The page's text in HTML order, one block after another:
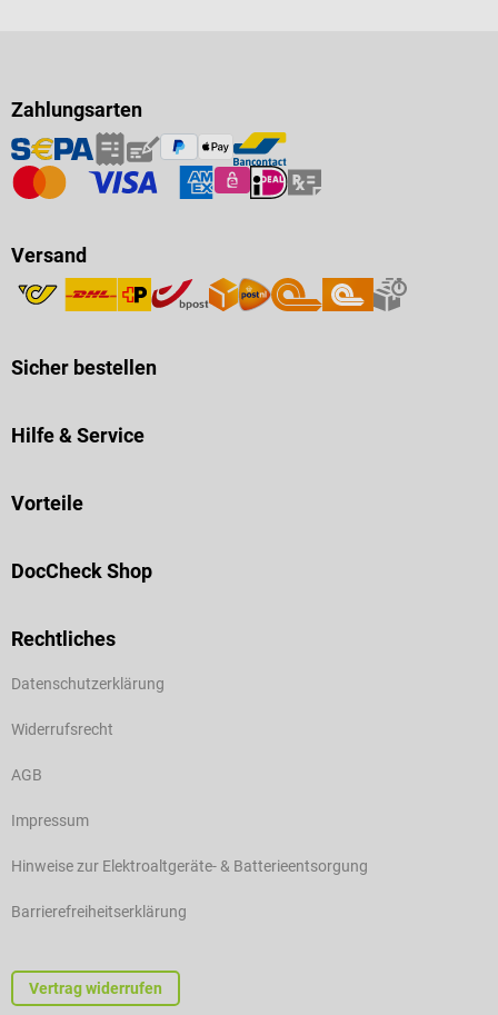
Zahlungsarten
Versand
Sicher bestellen
Hilfe & Service
Vorteile
DocCheck Shop
Rechtliches
Datenschutzerklärung
Widerrufsrecht
AGB
Impressum
Hinweise zur Elektroaltgeräte- & Batterieentsorgung
Barrierefreiheitserklärung
Vertrag widerrufen